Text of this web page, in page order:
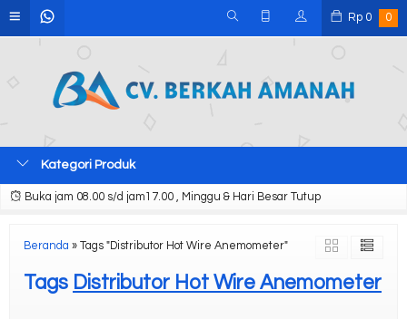
Rp 0 0
Kategori Produk
Buka jam 08.00 s/d jam17.00 , Minggu & Hari Besar Tutup
Beranda » Tags "Distributor Hot Wire Anemometer"
Tags Distributor Hot Wire Anemometer